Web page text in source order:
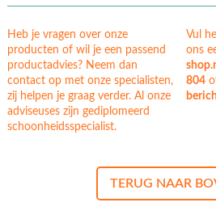
Heb je vragen over onze
producten of wil je een passend
productadvies? Neem dan
contact op met onze specialisten,
zij helpen je graag verder. Al onze
adviseuses zijn gediplomeerd
schoonheidsspecialist.
Vul
ons
804
TERUG NAAR